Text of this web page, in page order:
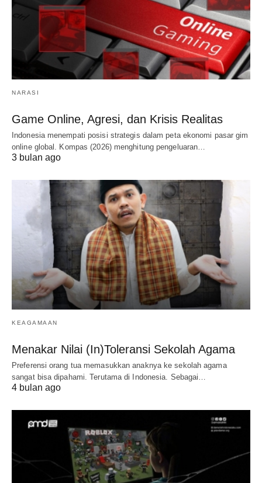
NARASI
Game Online, Agresi, dan Krisis Realitas
Indonesia menempati posisi strategis dalam peta ekonomi pasar gim
online global. Kompas (2026) menghitung pengeluaran…
3 bulan ago
KEAGAMAAN
Menakar Nilai (In)Toleransi Sekolah Agama
Preferensi orang tua memasukkan anaknya ke sekolah agama
sangat bisa dipahami. Terutama di Indonesia. Sebagai…
4 bulan ago